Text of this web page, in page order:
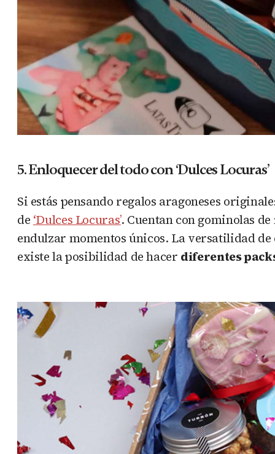
5. Enloquecer del todo con ‘Dulces Locuras’
Si estás pensando regalos aragoneses
de ‘Dulces Locuras’. Cuentan con gominolas de
endulzar momentos únicos. La versatilidad
existe la posibilidad de hacer diferentes